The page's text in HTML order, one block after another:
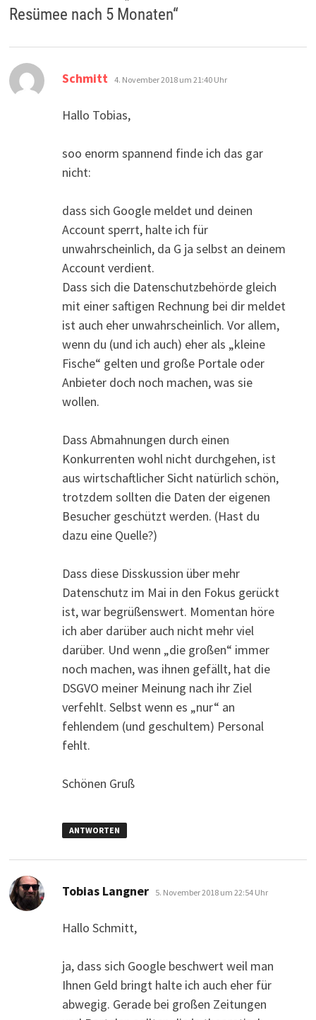
Resümee nach 5 Monaten“
Schmitt sagt:
4. November 2018 um 21:40 Uhr
Hallo Tobias,
soo enorm spannend finde ich das gar
nicht:
dass sich Google meldet und deinen
Account sperrt, halte ich für
unwahrscheinlich, da G ja selbst an deinem
Account verdient.
Dass sich die Datenschutzbehörde gleich
mit einer saftigen Rechnung bei dir meldet
ist auch eher unwahrscheinlich. Vor allem,
wenn du (und ich auch) eher als „kleine
Fische“ gelten und große Portale oder
Anbieter doch noch machen, was sie
wollen.
Dass Abmahnungen durch einen
Konkurrenten wohl nicht durchgehen, ist
aus wirtschaftlicher Sicht natürlich schön,
trotzdem sollten die Daten der eigenen
Besucher geschützt werden. (Hast du
dazu eine Quelle?)
Dass diese Disskussion über mehr
Datenschutz im Mai in den Fokus gerückt
ist, war begrüßenswert. Momentan höre
ich aber darüber auch nicht mehr viel
darüber. Und wenn „die großen“ immer
noch machen, was ihnen gefällt, hat die
DSGVO meiner Meinung nach ihr Ziel
verfehlt. Selbst wenn es „nur“ an
fehlendem (und geschultem) Personal
fehlt.
Schönen Gruß
ANTWORTEN
Tobias Langner sagt:
5. November 2018 um 22:54 Uhr
Hallo Schmitt,
ja, dass sich Google beschwert weil man
Ihnen Geld bringt halte ich auch eher für
abwegig. Gerade bei großen Zeitungen